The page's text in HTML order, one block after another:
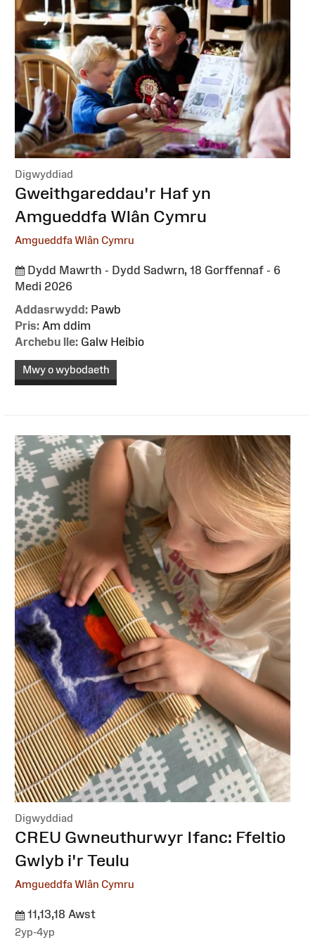
Digwyddiad
:Gweithgareddau'r Haf yn
Amgueddfa Wlân Cymru
Amgueddfa Wlân Cymru
Dydd Mawrth - Dydd Sadwrn, 18 Gorffennaf - 6
Medi 2026
Addasrwydd: Pawb
Pris: Am ddim
Archebu lle: Galw Heibio
Mwy o wybodaeth
Digwyddiad
:CREU Gwneuthurwyr Ifanc: Ffeltio
Gwlyb i'r Teulu
Amgueddfa Wlân Cymru
11,13,18 Awst
2yp-4yp